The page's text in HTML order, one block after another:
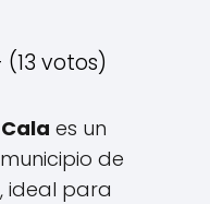
(13 votos)
es un
de
ideal para